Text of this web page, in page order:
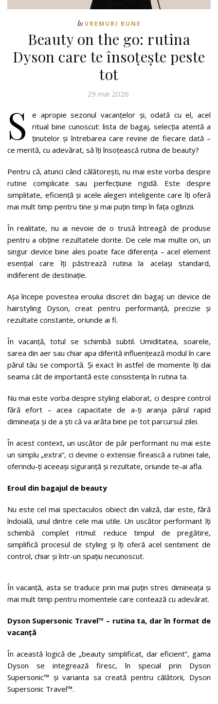
În VREMURI BUNE
Beauty on the go: rutina
Dyson care te însoțește peste
tot
29 mai 2026
S
e apropie sezonul vacanțelor și, odată cu el, acel
ritual bine cunoscut: lista de bagaj, selecția atentă a
ținutelor și întrebarea care revine de fiecare dată –
ce merită, cu adevărat, să îți însoțească rutina de beauty?
Pentru că, atunci când călătorești, nu mai este vorba despre
rutine complicate sau perfecțiune rigidă. Este despre
simplitate, eficiență și acele alegeri inteligente care îți oferă
mai mult timp pentru tine și mai puțin timp în fața oglinzii.
În realitate, nu ai nevoie de o trusă întreagă de produse
pentru a obține rezultatele dorite. De cele mai multe ori, un
singur device bine ales poate face diferența – acel element
esențial care îți păstrează rutina la același standard,
indiferent de destinație.
Așa începe povestea eroului discret din bagaj: un device de
hairstyling Dyson, creat pentru performanță, precizie și
rezultate constante, oriunde ai fi.
În vacanță, totul se schimbă subtil. Umiditatea, soarele,
sarea din aer sau chiar apa diferită influențează modul în care
părul tău se comportă. Și exact în astfel de momente îți dai
seama cât de importantă este consistența în rutina ta.
Nu mai este vorba despre styling elaborat, ci despre control
fără efort – acea capacitate de a-ți aranja părul rapid
dimineața și de a ști că va arăta bine pe tot parcursul zilei.
În acest context, un uscător de păr performant nu mai este
un simplu „extra”, ci devine o extensie firească a rutinei tale,
oferindu-ți aceeași siguranță și rezultate, oriunde te-ai afla.
Eroul din bagajul de beauty
Nu este cel mai spectaculos obiect din valiză, dar este, fără
îndoială, unul dintre cele mai utile. Un uscător performant îți
schimbă complet ritmul: reduce timpul de pregătire,
simplifică procesul de styling și îți oferă acel sentiment de
control, chiar și într-un spațiu necunoscut.
În vacanță, asta se traduce prin mai puțin stres dimineața și
mai mult timp pentru momentele care contează cu adevărat.
Dyson Supersonic Travel™ – rutina ta, dar în format de
vacanță
În această logică de „beauty simplificat, dar eficient”, gama
Dyson se integrează firesc, în special prin Dyson
Supersonic™ și varianta sa creată pentru călătorii, Dyson
Supersonic Travel™.